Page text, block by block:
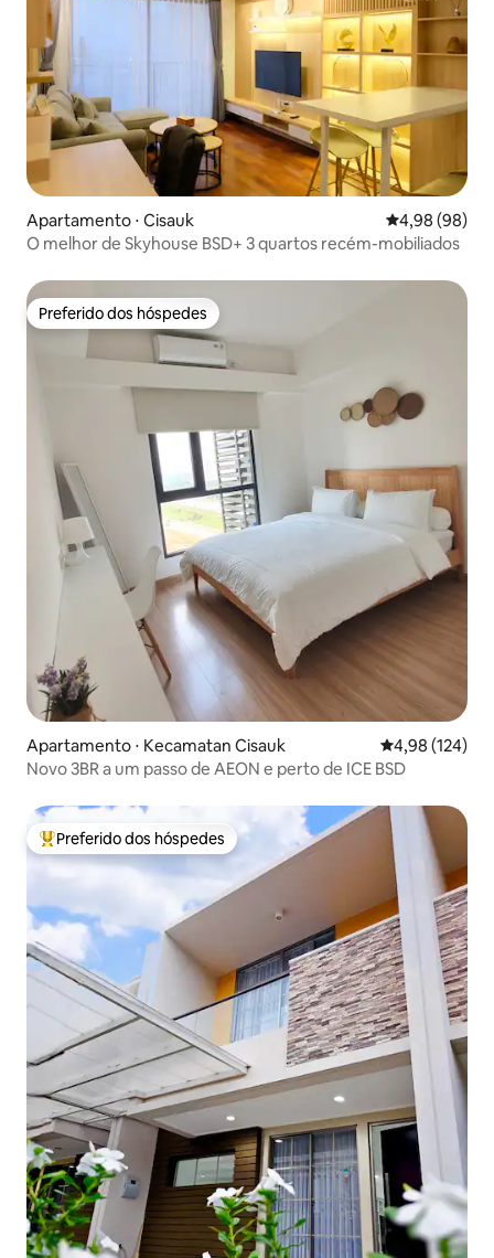
Apartamento ⋅ Cisauk 4,98 de uma
4,98 (98)
O melhor de Skyhouse BSD+ 3 quartos recém-mobiliados
Preferido dos hóspedes
Preferido dos hóspedes
Apartamento ⋅ Kecamatan Cisauk 4,98 de uma
4,98 (124)
Novo 3BR a um passo de AEON e perto de ICE BSD
Entre os melhores preferidos dos hóspedes
Preferido dos hóspedes